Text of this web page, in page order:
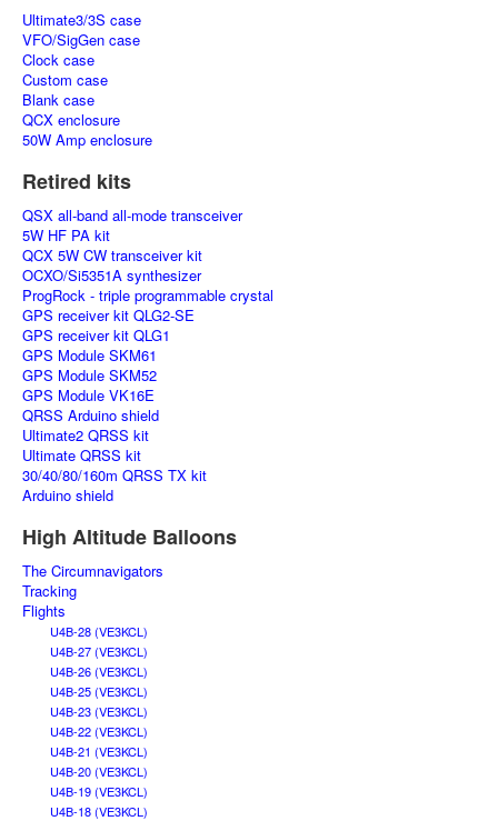
Ultimate3/3S case
VFO/SigGen case
Clock case
Custom case
Blank case
QCX enclosure
50W Amp enclosure
Retired kits
QSX all-band all-mode transceiver
5W HF PA kit
QCX 5W CW transceiver kit
OCXO/Si5351A synthesizer
ProgRock - triple programmable crystal
GPS receiver kit QLG2-SE
GPS receiver kit QLG1
GPS Module SKM61
GPS Module SKM52
GPS Module VK16E
QRSS Arduino shield
Ultimate2 QRSS kit
Ultimate QRSS kit
30/40/80/160m QRSS TX kit
Arduino shield
High Altitude Balloons
The Circumnavigators
Tracking
Flights
U4B-28 (VE3KCL)
U4B-27 (VE3KCL)
U4B-26 (VE3KCL)
U4B-25 (VE3KCL)
U4B-23 (VE3KCL)
U4B-22 (VE3KCL)
U4B-21 (VE3KCL)
U4B-20 (VE3KCL)
U4B-19 (VE3KCL)
U4B-18 (VE3KCL)